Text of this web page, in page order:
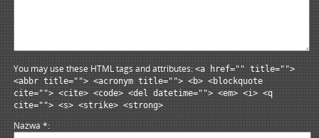
You may use these HTML tags and attributes:<a href="" title="">
<abbr title=""> <acronym title=""> <b> <blockquote
cite=""> <cite> <code> <del datetime=""> <em> <i> <q
cite=""> <s> <strike> <strong>
Nazwa*